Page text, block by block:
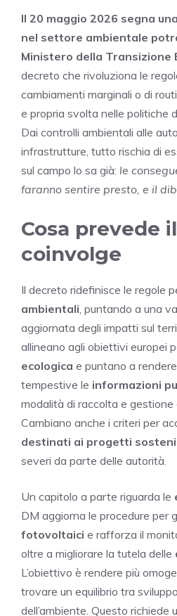
Il 20 maggio 2026 segna
nel settore ambientale
Ministero della Transizione
decreto che rivoluziona le
cambiamenti marginali o di
e propria svolta nelle politiche
Dai controlli ambientali alle
infrastrutture, tutto rischia di
sul campo lo sa già: le
faranno sentire presto, e il
Cosa prevede
coinvolge
Il decreto ridefinisce le regole
ambientali , puntando a una
aggiornata degli impatti sul
allineano agli obiettivi europei
ecologica e puntano a
tempestive le informazioni
modalità di raccolta e gestione
Cambiano anche i criteri per
destinati ai progetti
severi da parte delle autorità.
Un capitolo a parte riguarda le
DM aggiorna le procedure per
fotovoltaici e rafforza il
oltre a migliorare la tutela delle
L’obiettivo è rendere più
trovare un equilibrio tra
dell’ambiente. Questo richiede